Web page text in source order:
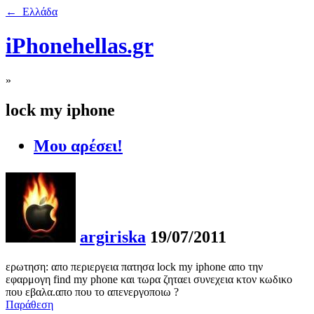
← Ελλάδα
iPhonehellas.gr
»
lock my iphone
Μου αρέσει!
argiriska 19/07/2011
ερωτηση: απο περιεργεια πατησα lock my iphone απο την
εφαρμογη find my phone και τωρα ζηταει συνεχεια κτον κωδικο
που εβαλα.απο που το απενεργοποιω ?
Παράθεση